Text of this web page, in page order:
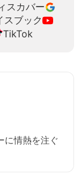
スカバー
スブック
TikTok
に情熱を注ぐ